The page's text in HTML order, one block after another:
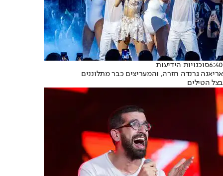
6:40סוכנויות הידיעות
אריאנה גרנדה חזרה, והמעריצים כבר מתלוננים
בצל הטילים